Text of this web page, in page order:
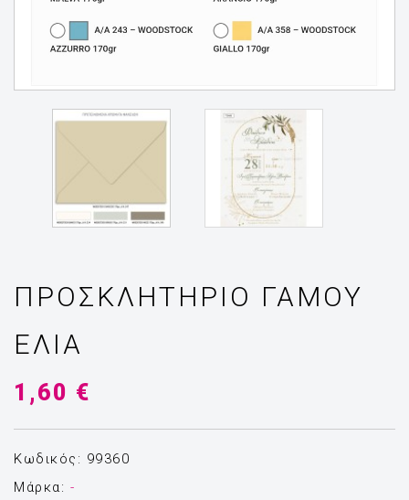
ΠΡΟΣΚΛΗΤΉΡΙΟ ΓΆΜΟΥ
ΕΛΙΆ
1,60 €
Κωδικός: 99360
Μάρκα: -